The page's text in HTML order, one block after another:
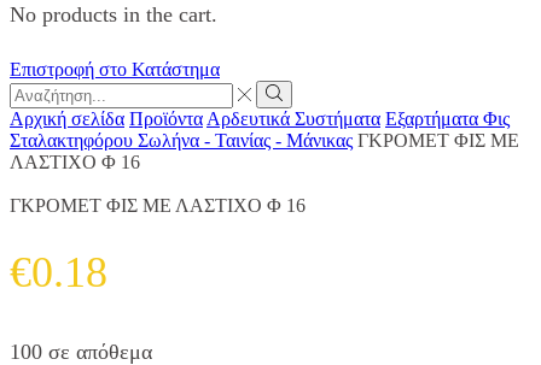
No products in the cart.
Επιστροφή στο Κατάστημα
Search
input
Search
Αρχική σελίδα Προϊόντα Αρδευτικά Συστήματα Εξαρτήματα Φις
Σταλακτηφόρου Σωλήνα - Ταινίας - Μάνικας ΓΚΡΟΜΕΤ ΦΙΣ ΜΕ
ΛΑΣΤΙΧΟ Φ 16
ΓΚΡΟΜΕΤ ΦΙΣ ΜΕ ΛΑΣΤΙΧΟ Φ 16
€0.18
100 σε απόθεμα